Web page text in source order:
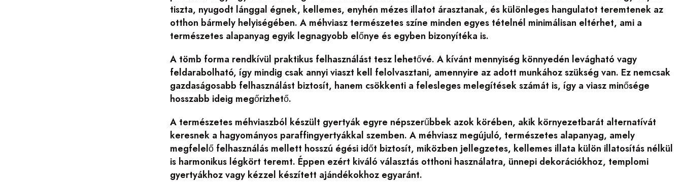
tiszta, nyugodt lánggal égnek, kellemes, enyhén mézes illatot árasztanak, és különleges hangulatot teremtenek az
otthon bármely helyiségében. A méhviasz természetes színe minden egyes tételnél minimálisan eltérhet, ami a
természetes alapanyag egyik legnagyobb előnye és egyben bizonyítéka is.
A tömb forma rendkívül praktikus felhasználást tesz lehetővé. A kívánt mennyiség könnyedén levágható vagy
feldarabolható, így mindig csak annyi viaszt kell felolvasztani, amennyire az adott munkához szükség van. Ez nemcsak
gazdaságosabb felhasználást biztosít, hanem csökkenti a felesleges melegítések számát is, így a viasz minősége
hosszabb ideig megőrizhető.
A természetes méhviaszból készült gyertyák egyre népszerűbbek azok körében, akik környezetbarát alternatívát
keresnek a hagyományos paraffingyertyákkal szemben. A méhviasz megújuló, természetes alapanyag, amely
megfelelő felhasználás mellett hosszú égési időt biztosít, miközben jellegzetes, kellemes illata külön illatosítás nélkül
is harmonikus légkört teremt. Éppen ezért kiváló választás otthoni használatra, ünnepi dekorációkhoz, templomi
gyertyákhoz vagy kézzel készített ajándékokhoz egyaránt.